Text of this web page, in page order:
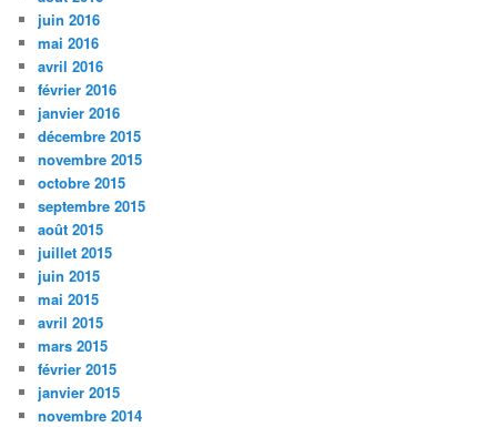
juin 2016
mai 2016
avril 2016
février 2016
janvier 2016
décembre 2015
novembre 2015
octobre 2015
septembre 2015
août 2015
juillet 2015
juin 2015
mai 2015
avril 2015
mars 2015
février 2015
janvier 2015
novembre 2014